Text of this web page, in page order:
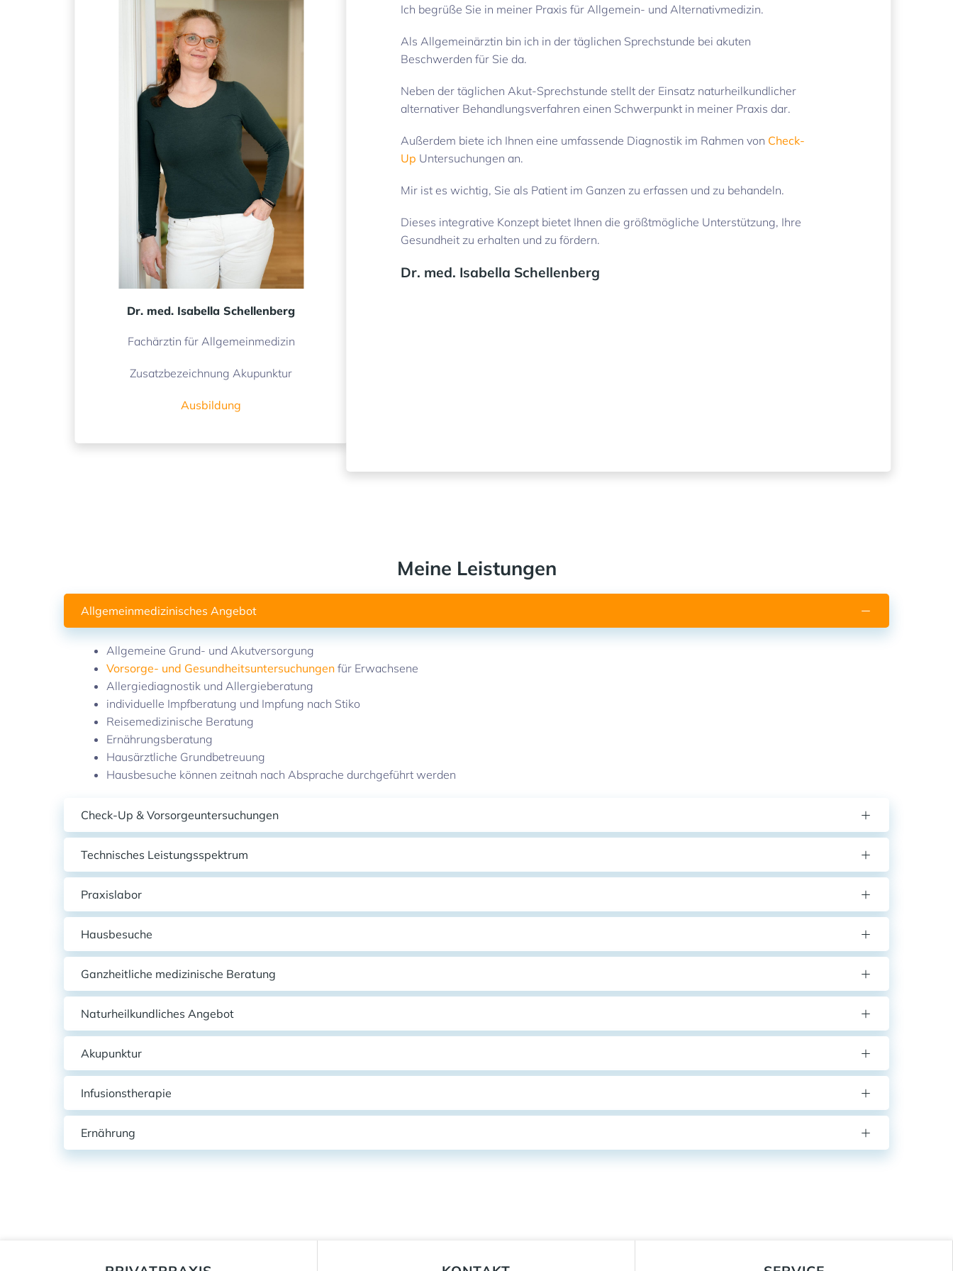
Dr. med. Isabella Schellenberg
Fachärztin für Allgemeinmedizin
Zusatzbezeichnung Akupunktur
Ausbildung
Ich begrüße Sie in meiner Praxis für Allgemein- und Alternativmedizin.
Als Allgemeinärztin bin ich in der täglichen Sprechstunde bei akuten
Beschwerden für Sie da.
Neben der täglichen Akut-Sprechstunde stellt der Einsatz naturheilkundlicher
alternativer Behandlungsverfahren einen Schwerpunkt in meiner Praxis dar.
Außerdem biete ich Ihnen eine umfassende Diagnostik im Rahmen von Check-
Up Untersuchungen an.
Mir ist es wichtig, Sie als Patient im Ganzen zu erfassen und zu behandeln.
Dieses integrative Konzept bietet Ihnen die größtmögliche Unterstützung, Ihre
Gesundheit zu erhalten und zu fördern.
Dr. med. Isabella Schellenberg
Meine Leistungen
Allgemeinmedizinisches Angebot
Allgemeine Grund- und Akutversorgung
Vorsorge- und Gesundheitsuntersuchungen für Erwachsene
Allergiediagnostik und Allergieberatung
individuelle Impfberatung und Impfung nach Stiko
Reisemedizinische Beratung
Ernährungsberatung
Hausärztliche Grundbetreuung
Hausbesuche können zeitnah nach Absprache durchgeführt werden
Check-Up & Vorsorgeuntersuchungen
Technisches Leistungsspektrum
Praxislabor
Hausbesuche
Ganzheitliche medizinische Beratung
Naturheilkundliches Angebot
Akupunktur
Infusionstherapie
Ernährung